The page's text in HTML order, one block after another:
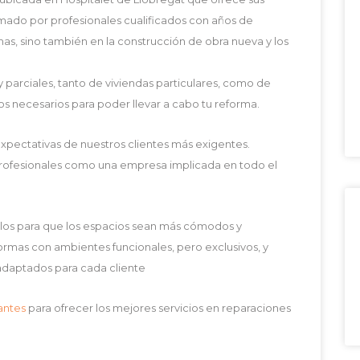
por profesionales cualificados con años de
sino también en la construcción de obra nueva y los
tanto de viviendas particulares, como de
necesarios para poder llevar a cabo tu reforma.
de nuestros clientes más exigentes.
como una empresa implicada en todo el
para que los espacios sean más cómodos y
con ambientes funcionales, pero exclusivos, y
para cada cliente
para ofrecer los mejores servicios en reparaciones